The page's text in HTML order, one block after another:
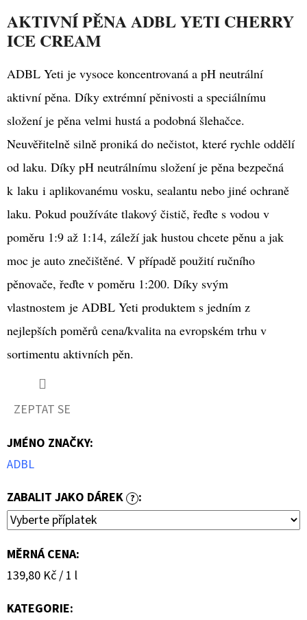
AKTIVNÍ PĚNA ADBL YETI CHERRY
ICE CREAM
ADBL Yeti je vysoce koncentrovaná a pH neutrální
aktivní pěna. Díky extrémní pěnivosti a speciálnímu
složení je pěna velmi hustá a podobná šlehačce.
Neuvěřitelně silně proniká do nečistot, které rychle oddělí
od laku. Díky pH neutrálnímu složení je pěna bezpečná
k laku i aplikovanému vosku, sealantu nebo jiné ochraně
laku. Pokud používáte tlakový čistič, řeďte s vodou v
poměru 1:9 až 1:14, záleží jak hustou chcete pěnu a jak
moc je auto znečištěné. V případě použití ručního
pěnovače, řeďte v poměru 1:200. Díky svým
vlastnostem je ADBL Yeti produktem s jedním z
nejlepších poměrů cena/kvalita na evropském trhu v
sortimentu aktivních pěn.
ZEPTAT SE
JMÉNO ZNAČKY:
ADBL
ZABALIT JAKO DÁREK ? :
MĚRNÁ CENA:
Měrná
139,80 Kč / 1 l
KATEGORIE:
O
R
Č
U
J
E
M
E
TUHÁ
LEŠTĚNKA
NA
KOVY
MEGUIAR'S
NXT
GENERATION
ALL
METAL
POLISH
142
G
279
Původně:
Kč